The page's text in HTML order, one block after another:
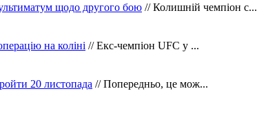
щодо другого бою // Колишній чемпіон с...
на коліні // Екс-чемпіон UFC у ...
20 листопада // Попередньо, це мож...